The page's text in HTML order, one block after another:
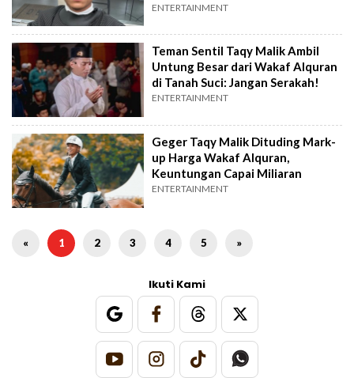
ENTERTAINMENT
Teman Sentil Taqy Malik Ambil
Untung Besar dari Wakaf Alquran
di Tanah Suci: Jangan Serakah!
ENTERTAINMENT
Geger Taqy Malik Dituding Mark-
up Harga Wakaf Alquran,
Keuntungan Capai Miliaran
ENTERTAINMENT
« 1 2 3 4 5 »
Ikuti Kami